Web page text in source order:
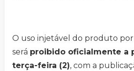
O uso injetável do produto
será proibido oficialmente a
terça-feira (2), com a